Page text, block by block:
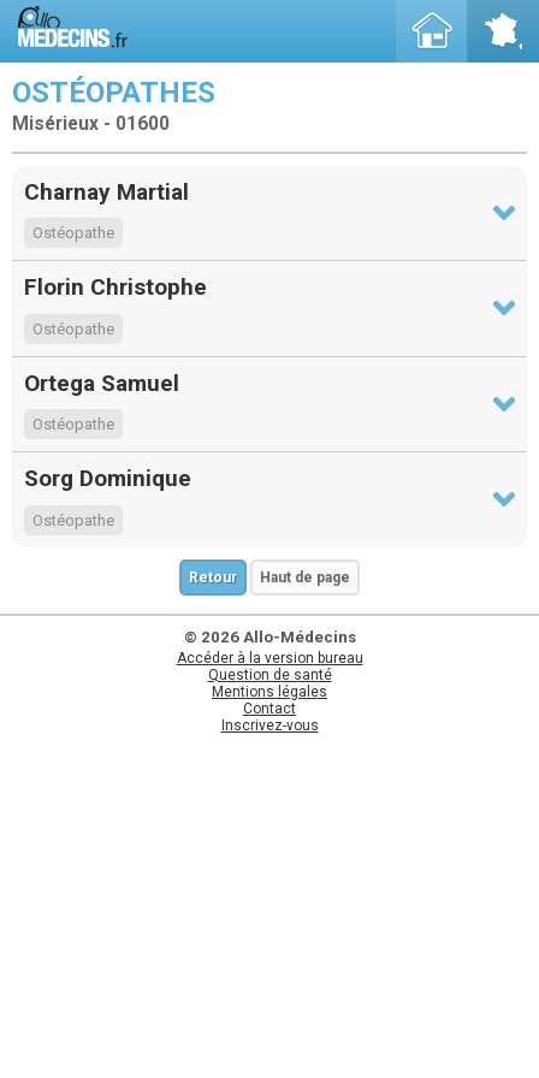
OSTÉOPATHES
Misérieux - 01600
Charnay Martial
Ostéopathe
Florin Christophe
Ostéopathe
Ortega Samuel
Ostéopathe
Sorg Dominique
Ostéopathe
Retour Haut de page
© 2026 Allo-Médecins
Accéder à la version bureau
Question de santé
Mentions légales
Contact
Inscrivez-vous